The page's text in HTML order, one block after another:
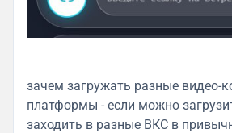
зачем загружать разные видео-
платформы - если можно
заходить в разные ВКС в